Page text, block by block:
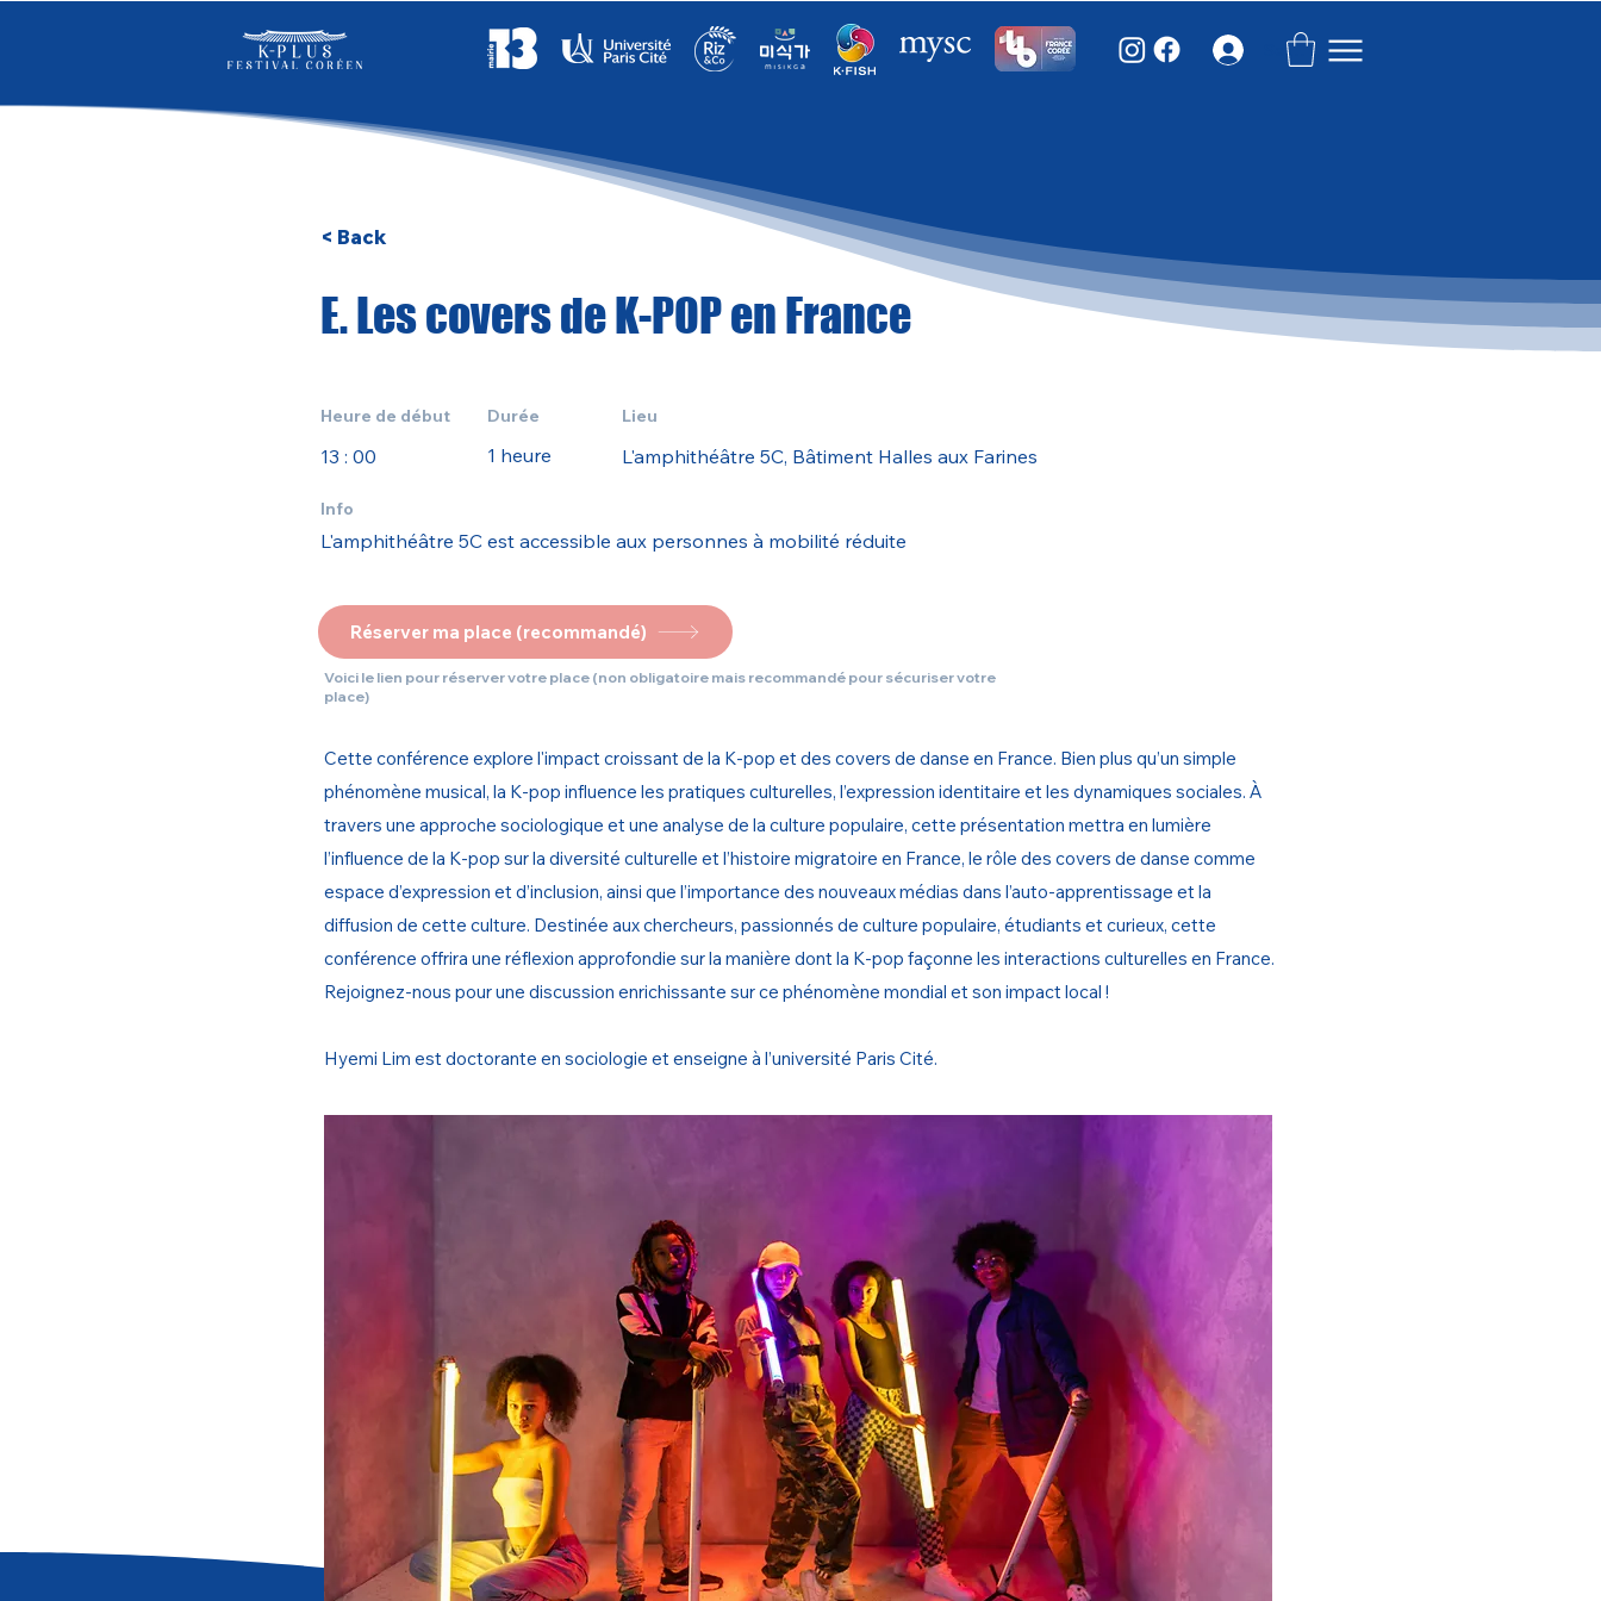
Se connecter
< Back
E. Les covers de K-POP en France
Heure de début
13 : 00
Durée
1 heure
Lieu
L'amphithéâtre 5C, Bâtiment Halles aux Farines
Info
L'amphithéâtre 5C est accessible aux personnes à mobilité réduite
Réserver ma place (recommandé)
Cette conférence explore l'impact croissant de la K-pop et des covers de danse en France. Bien plus qu’un simple
phénomène musical, la K-pop influence les pratiques culturelles, l’expression identitaire et les dynamiques sociales. À
travers une approche sociologique et une analyse de la culture populaire, cette présentation mettra en lumière
l’influence de la K-pop sur la diversité culturelle et l’histoire migratoire en France, le rôle des covers de danse comme
espace d’expression et d’inclusion, ainsi que l’importance des nouveaux médias dans l’auto-apprentissage et la
diffusion de cette culture. Destinée aux chercheurs, passionnés de culture populaire, étudiants et curieux, cette
conférence offrira une réflexion approfondie sur la manière dont la K-pop façonne les interactions culturelles en France.
Rejoignez-nous pour une discussion enrichissante sur ce phénomène mondial et son impact local !
Hyemi Lim est doctorante en sociologie et enseigne à l’université Paris Cité.
Voici le lien pour réserver votre place (non obligatoire mais recommandé pour sécuriser votre
place)